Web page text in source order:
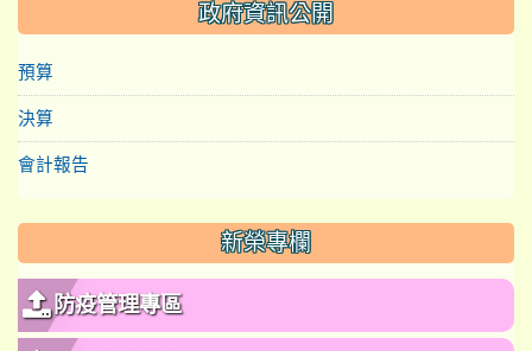
政府資訊公開
預算
決算
會計報告
新榮專欄
防疫管理專區